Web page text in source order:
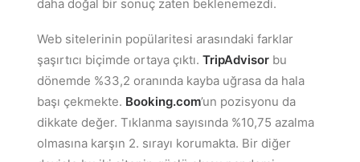
daha doğal bir sonuç zaten beklenemezdi.
Web sitelerinin popülaritesi arasındaki farklar
şaşırtıcı biçimde ortaya çıktı. TripAdvisor bu
dönemde %33,2 oranında kayba uğrasa da hala
başı çekmekte. Booking.com’un pozisyonu da
dikkate değer. Tıklanma sayısında %10,75 azalma
olmasına karşın 2. sırayı korumakta. Bir diğer